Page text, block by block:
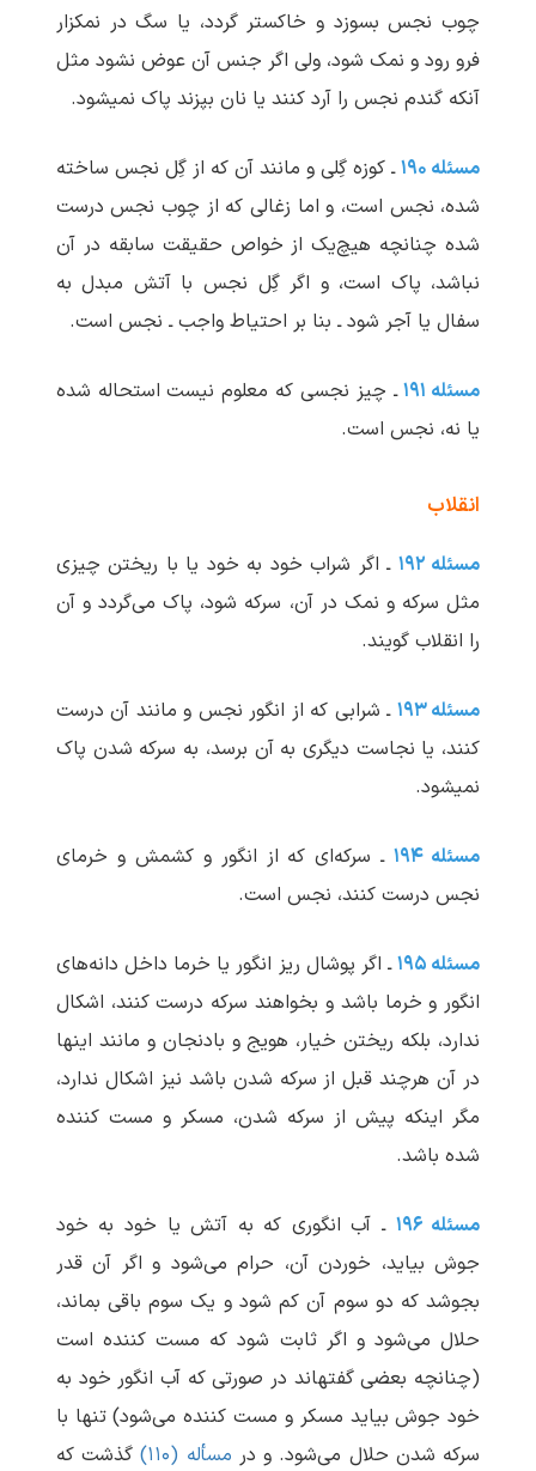
چوب نجس بسوزد و خاکستر گردد، یا سگ در نمکزار
فرو رود و نمک شود، ولی اگر جنس آن عوض نشود مثل
آنکه گندم نجس را آرد کنند یا نان بپزند پاک نمی‏شود.
مسئله ۱۹۰
ـ کوزه گِلی و مانند آن که از گِل نجس ساخته
شده، نجس است، و اما زغالی که از چوب نجس درست
شده چنانچه هیچ‌یک از خواص حقیقت سابقه در آن
نباشد، پاک است، و اگر گِل نجس با آتش مبدل به
سفال یا آجر شود ـ بنا بر احتیاط واجب ـ نجس است.
مسئله ۱۹۱
ـ چیز نجسی که معلوم نیست استحاله شده
یا نه، نجس است.
انقلاب
مسئله ۱۹۲
ـ اگر شراب خود به خود یا با ریختن چیزی
مثل سرکه و نمک در آن، سرکه شود، پاک می‌گردد و آن
را انقلاب گویند.
مسئله ۱۹۳
ـ شرابی که از انگور نجس و مانند آن درست
کنند، یا نجاست دیگری به آن برسد، به سرکه شدن پاک
نمی‏شود.
مسئله ۱۹۴
ـ سرکه‌ای که از انگور و کشمش و خرمای
نجس درست کنند، نجس است.
مسئله ۱۹۵
ـ اگر پوشال ریز انگور یا خرما داخل دانه‌‌های
انگور و خرما باشد و بخواهند سرکه درست کنند، اشکال
ندارد، بلکه ریختن خیار، هویج و بادنجان و مانند اینها
در آن هرچند قبل از سرکه شدن باشد نیز اشکال ندارد،
مگر اینکه پیش از سرکه شدن، مسکر و مست کننده
شده باشد.
مسئله ۱۹۶
ـ آب انگوری که به آتش یا خود به خود
جوش بیاید، خوردن آن، حرام می‌شود و اگر آن قدر
بجوشد که دو سوم آن کم شود و یک سوم باقی بماند،
حلال می‌شود و اگر ثابت شود که مست کننده است
(چنانچه بعضی گفته‏اند در صورتی که آب انگور خود به
خود جوش بیاید مسکر و مست کننده می‌شود) تنها با
سرکه شدن حلال می‌شود. و در مسأله (۱۱۰)
گذشت که